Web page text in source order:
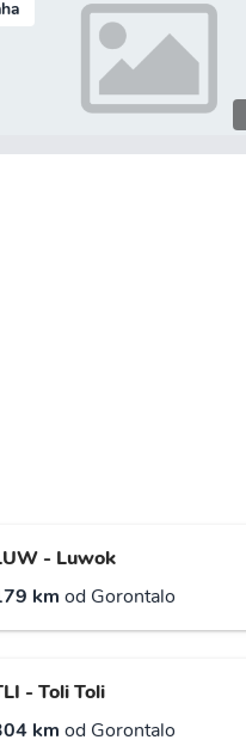
- Luwok
km od Gorontalo
- Toli Toli
km od Gorontalo